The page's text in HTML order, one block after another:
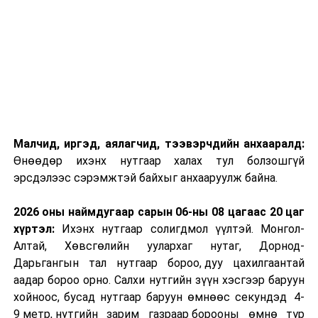
Малчид, иргэд, аялагчид, тээвэрчдийн анхааралд:
Өнөөдөр ихэнх нутгаар халах тул болзошгүй
эрсдэлээс сэрэмжтэй байхыг анхааруулж байна.
2026 оны наймдугаар сарын 06-ны 08 цагаас 20 цаг
хүртэл:Ихэнх нутгаар солигдмол үүлтэй. Монгол-
Алтай, Хөвсгөлийн уулархаг нутаг, Дорнод-
Дарьгангын тал нутгаар бороо, дуу цахилгаантай
аадар бороо орно. Салхи нутгийн зүүн хэсгээр баруун
хойноос, бусад нутгаар баруун өмнөөс секундэд 4-
9 метр, нутгийн зарим газраар борооны өмнө түр